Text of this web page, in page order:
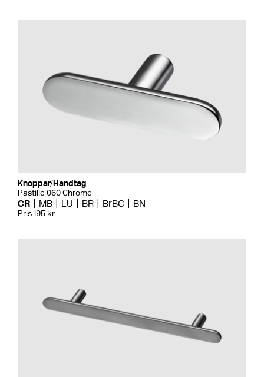
Knoppar/Handtag
Pastille 060 Chrome
CR MB LU BR BrBC BN
Pris 195 kr